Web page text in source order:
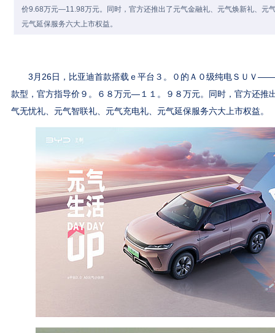
价9.68万元—11.98万元。同时，官方还推出了元气金融礼、元气焕新礼、元
元气延保服务六大上市权益。
3月26日，比亚迪首款搭载ｅ平台３。０的Ａ０级纯电ＳＵＶ——
款型，官方指导价９。６８万元—１１。９８万元。同时，官方还推
气无忧礼、元气智联礼、元气充电礼、元气延保服务六大上市权益。